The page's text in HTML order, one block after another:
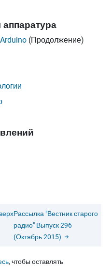
(Продолжение)
Рассылка "Вестник старого
радио" Выпуск 296
(Октябрь 2015)
, чтобы оставлять